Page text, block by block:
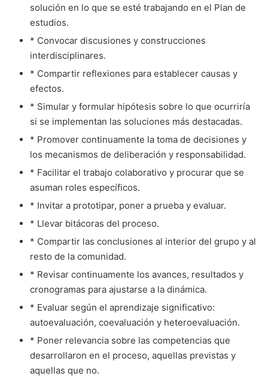
solución en lo que se esté trabajando en el Plan de
estudios.
* Convocar discusiones y construcciones
interdisciplinares.
* Compartir reflexiones para establecer causas y
efectos.
* Simular y formular hipótesis sobre lo que ocurriría
si se implementan las soluciones más destacadas.
* Promover continuamente la toma de decisiones y
los mecanismos de deliberación y responsabilidad.
* Facilitar el trabajo colaborativo y procurar que se
asuman roles específicos.
* Invitar a prototipar, poner a prueba y evaluar.
* Llevar bitácoras del proceso.
* Compartir las conclusiones al interior del grupo y al
resto de la comunidad.
* Revisar continuamente los avances, resultados y
cronogramas para ajustarse a la dinámica.
* Evaluar según el aprendizaje significativo:
autoevaluación, coevaluación y heteroevaluación.
* Poner relevancia sobre las competencias que
desarrollaron en el proceso, aquellas previstas y
aquellas que no.